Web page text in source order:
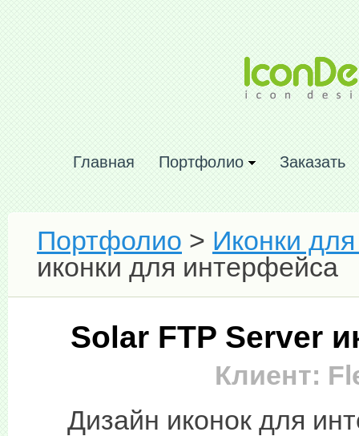
Главная Портфолио Заказать
Портфолио > Иконки
иконки для интерфейса
Solar FTP Server
Клиент:
Дизайн иконок для